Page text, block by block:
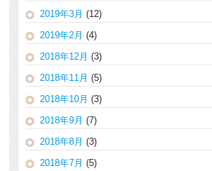
2019年3月 (12)
2019年2月 (4)
2018年12月 (3)
2018年11月 (5)
2018年10月 (3)
2018年9月 (7)
2018年8月 (3)
2018年7月 (5)